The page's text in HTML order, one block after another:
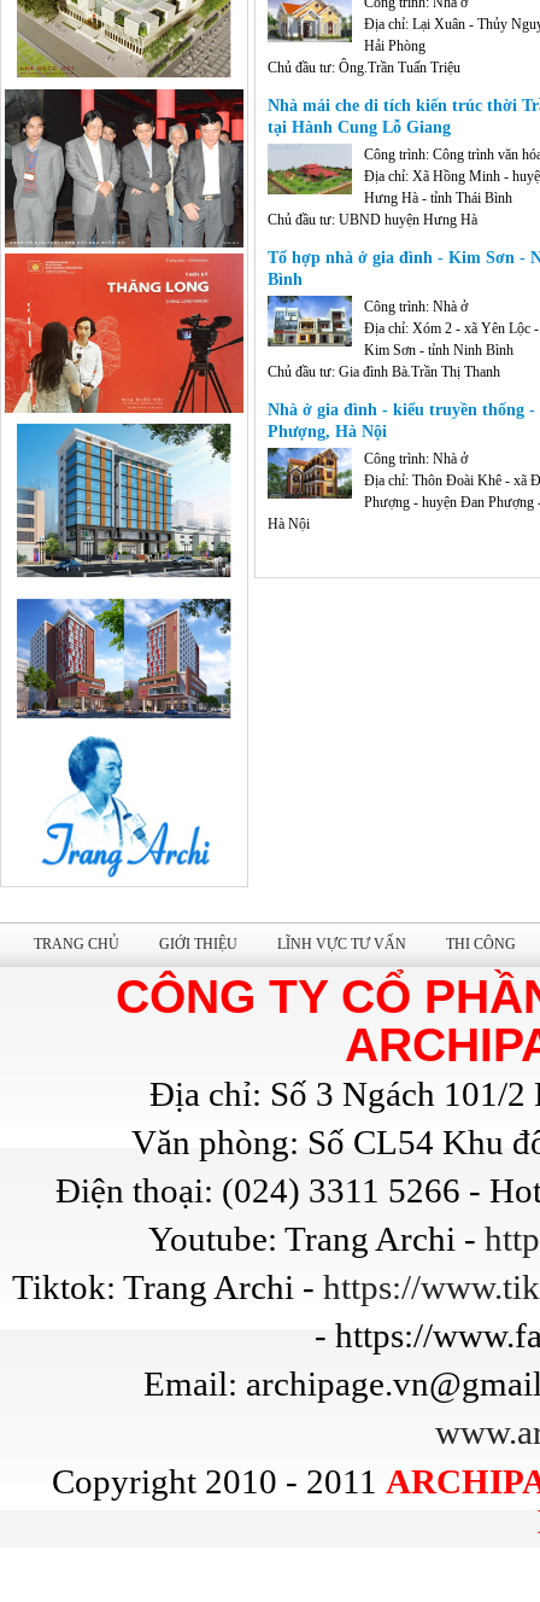
Địa chỉ: Lại Xuân - Thủy
Hải Phòng
Chủ đầu tư: Ông.Trần Tuấn Triệu
Nhà mái che di tích kiến trúc thời
tại Hành Cung Lỗ Giang
Công trình: Công trình văn
Địa chỉ: Xã Hồng Minh -
Hưng Hà - tỉnh Thái Bình
Chủ đầu tư: UBND huyện Hưng Hà
Tổ hợp nhà ở gia đình - Kim Sơn -
Bình
Công trình: Nhà ở
Địa chỉ: Xóm 2 - xã Yên Lộc
Kim Sơn - tỉnh Ninh Bình
Chủ đầu tư: Gia đình Bà.Trần Thị Thanh
sàn XD: 1.100 m2
Nhà ở gia đình - kiểu truyền thống
Phượng, Hà Nội
Công trình: Nhà ở
Địa chỉ: Thôn Đoài Khê - xã
Phượng - huyện Đan Phượng
Hà Nội
TRANG CHỦ GIỚI THIỆU LĨNH VỰC TƯ VẤN THI CÔNG
CÔNG TY CỔ
Địa chỉ: Số 3 Ngách 101/2
Văn phòng: Số CL54 Khu
Điện thoại: (024) 3311 5266 -
Youtube: Trang Archi -
Tiktok: Trang Archi - https://
- https://
Email:
Copyright 2010 - 2011